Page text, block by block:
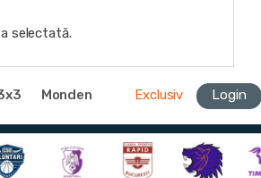
selectată.
Monden Exclusiv Login